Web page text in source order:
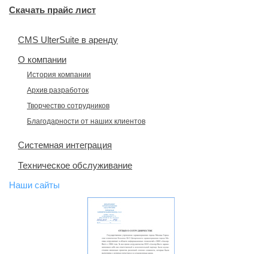
Скачать прайс лист
CMS UlterSuite в аренду
О компании
История компании
Архив разработок
Творчество сотрудников
Благодарности от наших клиентов
Системная интеграция
Техническое обслуживание